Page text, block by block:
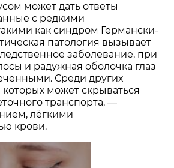
может дать ответы
с редкими
как синдром Германски-
патология вызывает
заболевание, при
и радужная оболочка глаз
Среди других
может скрываться
транспорта, —
лёгкими
крови.